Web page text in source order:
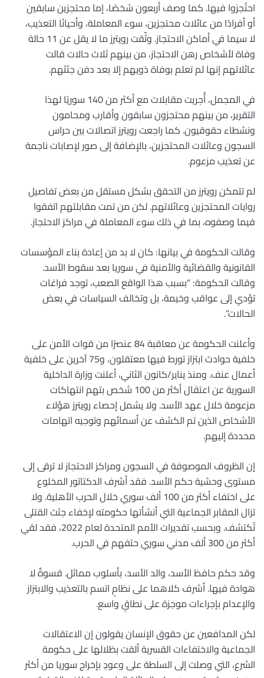
احتُجزوا فيها. كما وصف أربعون شخصًا، إما محتجزين سابقين
أو أفرادًا من عائلات محتجزين، سوء المعاملة، وأحيانًا التعذيب،
لا سيما في أماكن الاحتجاز. وثّقت رويترز ما لا يقل عن 11 حالة
وفاة لأشخاص رهن الاحتجاز، من بينهم ثلاث حالات قالت
عائلاتهم إنها لم تعلم بوفاة ذويهم إلا بعد دفن جثثهم.
في المجمل، أُجريت مقابلات مع أكثر من 140 سوريًا لهذا
التقرير، من بينهم محتجزون سابقون وأقارب ومحامون
ونشطاء حقوقيون. كما راجعت رويترز اتصالات بين حراس
السجون وعائلات المحتجزين، بالإضافة إلى صور لإصابات ناجمة
عن تعذيب مزعوم.
لم تتمكن رويترز من التحقق بشكل مستقل من بعض تفاصيل
روايات المحتجزين وعائلاتهم. لكن من تمت مقابلتهم اتفقوا
فيما وصفوه، بما في ذلك سوء المعاملة في مراكز الاحتجاز.
وقالت الحكومة في بيانها: كان لا بد من إعادة بناء المؤسسات
القانونية والقضائية والأمنية في سوريا بعد سقوط الأسد.
وقالت الحكومة: “بسبب هذا الواقع الصعب، توجد فراغات
تؤدي إلى عواقب وخيمة، بل وتخالف السياسات في بعض
الحالات”.
وأعلنت الحكومة عن معاقبة 84 عنصرًا من قوات الأمن على
خلفية حوادث ابتزاز تورط فيها معتقلون، و75 آخرين على خلفية
أعمال عنف. ومنذ يناير/كانون الثاني، أعلنت وزارة الداخلية
السورية عن اعتقال أكثر من 100 شخص بتهم انتهاكات
مزعومة خلال عهد الأسد. ولا يشمل إحصاء رويترز هؤلاء
الأشخاص الذين تم الكشف عن أسمائهم وتوجيه اتهامات
محددة إليهم.
إن الظروف الموصوفة في السجون ومراكز الاحتجاز لا ترقى إلى
مستوى وحشية حكم الأسد. فقد أشرف الدكتاتور المخلوع
على اختفاء أكثر من 100 ألف سوري خلال الحرب الأهلية. ولا
تزال المقابر الجماعية التي أنشأتها حكومته لإخفاء جثث القتلى
تُكتشف. وبحسب تقديرات الأمم المتحدة لعام 2022، فقد لقي
أكثر من 300 ألف مدني سوري حتفهم في الحرب.
وقد حكم حافظ الأسد، والد الأسد، بأسلوب مماثل. قسوةٌ لا
هوادة فيها. أشرف كلاهما على نظامٍ اتسم بالتعذيب والابتزاز
والإعدام بإجراءات موجزة على نطاقٍ واسع.
لكن المدافعين عن حقوق الإنسان يقولون إن الاعتقالات
الجماعية والاختفاءات القسرية ألقت بظلالها على حكومة
الشرع، التي وصلت إلى السلطة على وعودٍ بإخراج سوريا من أكثر